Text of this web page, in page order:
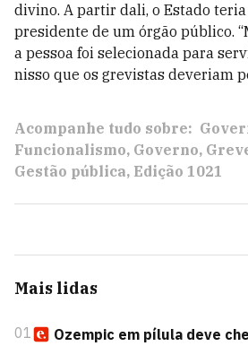
divino. A partir dali, o Estado teria
presidente de um órgão público.
a pessoa foi selecionada para
nisso que os grevistas deveriam
Acompanhe tudo sobre:
Funcionalismo Governo
Gestão pública Edição 1021
Mais lidas
01
Ozempic em pílula deve